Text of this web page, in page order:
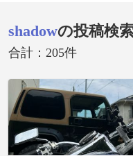
shadowの投稿検
合計：205件